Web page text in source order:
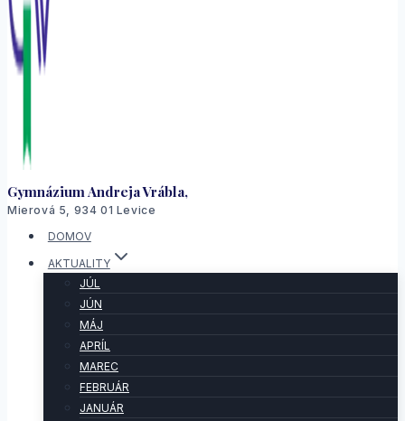
Gymnázium Andreja Vrábla,
Mierová 5, 934 01 Levice
DOMOV
AKTUALITY
JÚL
JÚN
MÁJ
APRÍL
MAREC
FEBRUÁR
JANUÁR